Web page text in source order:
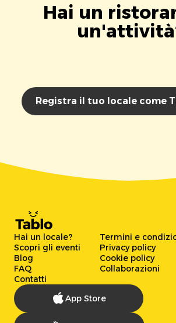
Hai un
Registra il tuo locale come
Hai un locale?
Scopri gli eventi
Blog
FAQ
Contatti
Termini e
Privacy policy
Cookie policy
Collaborazioni
App Store